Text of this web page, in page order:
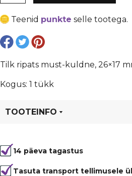
€ 0,99.
€ 0,74.
kuldne,
26x17
mm
Teenid punkte selle tootega.
Tilk ripats must-kuldne, 26×17
Kogus: 1 tükk
TOOTEINFO
Värvus
Kuldne, Must
Kuju
tilk
14 päeva tagastus
Tasuta transport tellimusele